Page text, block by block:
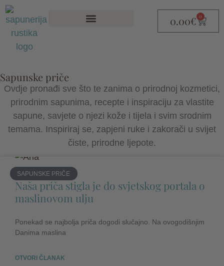
0.00€ 0
Sapunske priče
Ovdje pronađi sve što te zanima o prirodnoj kozmetici,
prirodnim sapunima, recepte i inspiraciju za vlastite
sapune, savjete o njezi kože i tijela i svim srodnim
temama. Inspiriraj se, zapjeni ruke i zakorači u svijet
čiste, prirodne ljepote.
SAPUNSKE PRIČE
Naša priča stigla je do svjetskog portala o
maslinovom ulju
Ponekad se najbolja priča dogodi slučajno. Na ovogodišnjim
Danima maslina
OTVORI ČLANAK